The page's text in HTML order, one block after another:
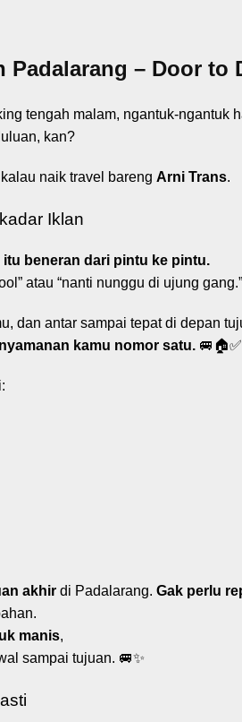
Padalarang – Door to
tengah malam, ngantuk-
kan?
naik travel bareng Arni Trans.
Iklan
beneran dari pintu ke pintu.
atau “nanti nunggu di ujung gang.”
dan antar sampai tepat di depan
kamu nomor satu. 🚐🏠✅
akhir di Padalarang. Gak perlu
manis,
sampai tujuan. 🚐✨